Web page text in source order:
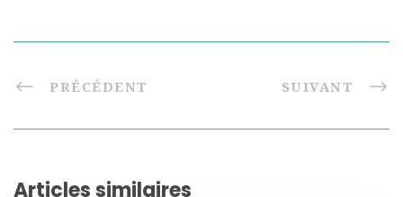
PRÉCÉDENT SUIVANT
Articles similaires